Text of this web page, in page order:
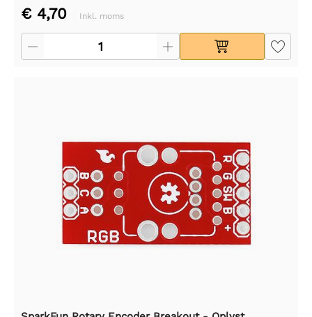
€ 4,70 Inkl. moms